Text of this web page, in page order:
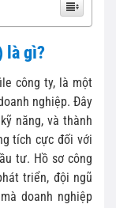
là gì?
công ty, là một
nghiệp. Đây
năng, và thành
tích cực đối với
tư. Hồ sơ công
triển, đội ngũ
doanh nghiệp